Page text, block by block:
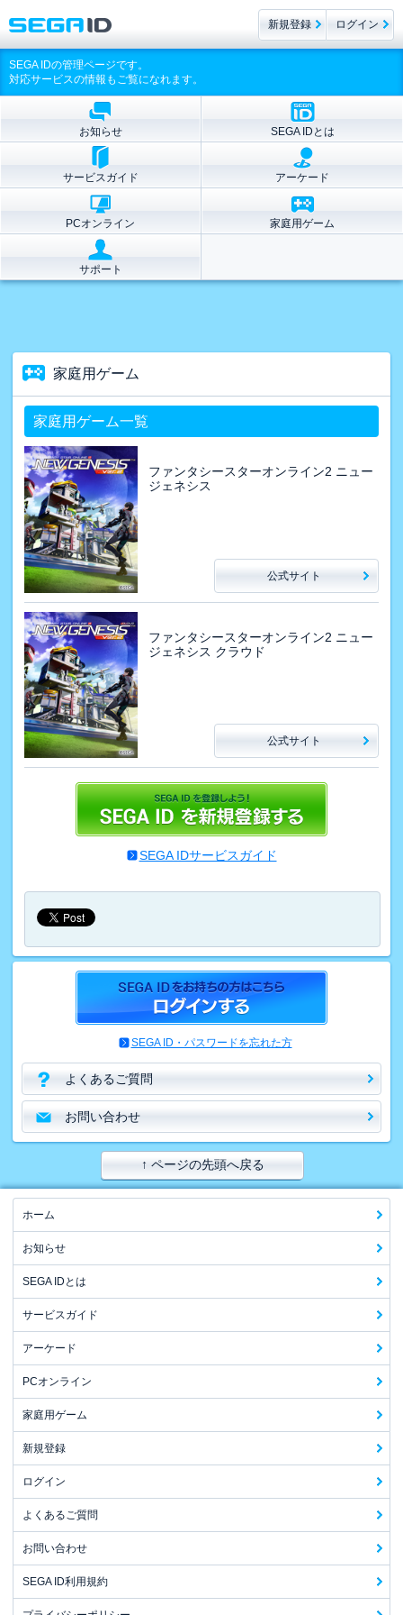
SEGA IDの管理ページです。
対応サービスの情報もご覧になれます。
お知らせ SEGA IDとは
サービスガイド アーケード
PCオンライン 家庭用ゲーム
サポート
家庭用ゲーム
家庭用ゲーム一覧
ファンタシースターオンライン2 ニュー
ジェネシス
公式サイト
ファンタシースターオンライン2 ニュー
ジェネシス クラウド
公式サイト
SEGA IDサービスガイド
SEGA ID・パスワードを忘れた方
よくあるご質問
お問い合わせ
新規登録 ログイン
↑ ページの先頭へ戻る
ホーム
お知らせ
SEGA IDとは
サービスガイド
アーケード
PCオンライン
家庭用ゲーム
新規登録
ログイン
よくあるご質問
お問い合わせ
SEGA ID利用規約